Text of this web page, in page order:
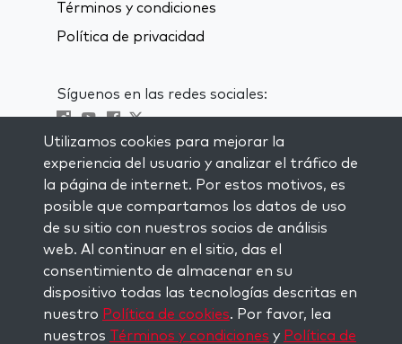
Términos y condiciones
Política de privacidad
Síguenos en las redes sociales:
Visit kabbalah master classes
MANTENTE AL CORRIENTE
Subscríbete a nuestra lista de
correspondencia y recibe inspiración
semanal directamente en tu bandeja de
entrada.
Subscríbete
Utilizamos cookies para mejorar la
experiencia del usuario y analizar el tráfico de
la página de internet. Por estos motivos, es
posible que compartamos los datos de uso
de su sitio con nuestros socios de análisis
web. Al continuar en el sitio, das el
consentimiento de almacenar en su
dispositivo todas las tecnologías descritas en
nuestro Política de cookies. Por favor, lea
nuestros Términos y condiciones y Política de